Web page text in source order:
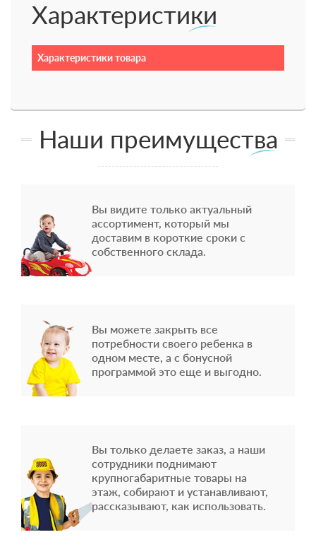
Характеристики
Характеристики товара
Наши преимущества
Вы видите только актуальный
ассортимент, который мы
доставим в короткие сроки с
собственного склада.
Вы можете закрыть все
потребности своего ребенка в
одном месте, а с бонусной
программой это еще и выгодно.
Вы только делаете заказ, а наши
сотрудники поднимают
крупногабаритные товары на
этаж, собирают и устанавливают,
рассказывают, как использовать.